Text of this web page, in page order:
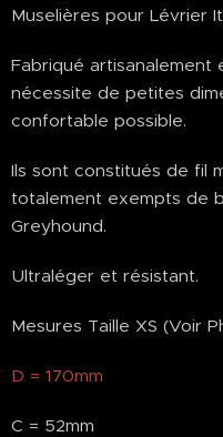
Muselières pour Lévrier
Fabriqué
nécessite de petites
confortable possible.
Ils sont constitués de fil
totalement exempts de
Greyhound.
Ultraléger et résistant.
Mesures Taille XS (Voir
D = 170mm
C = 52mm